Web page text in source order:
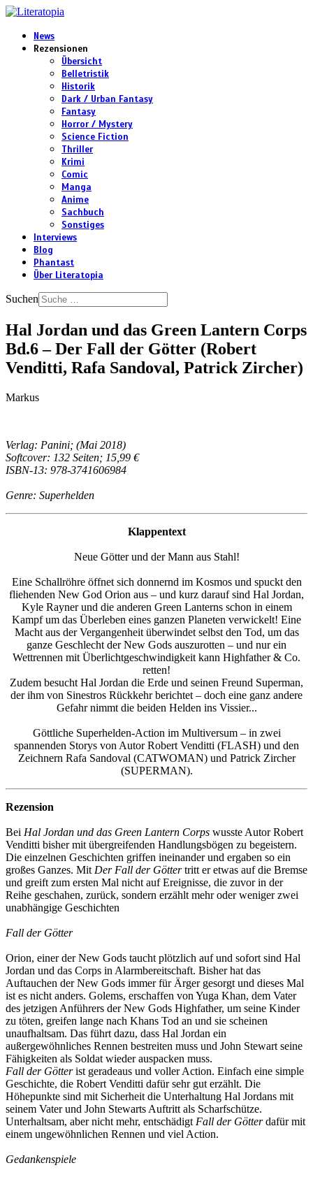
News
Rezensionen
Übersicht
Belletristik
Historik
Dark / Urban Fantasy
Fantasy
Horror / Mystery
Science Fiction
Thriller
Krimi
Comic
Manga
Anime
Sachbuch
Sonstiges
Interviews
Blog
Phantast
Über Literatopia
Suchen
Hal Jordan und das Green Lantern Corps
Bd.6 – Der Fall der Götter (Robert
Venditti, Rafa Sandoval, Patrick Zircher)
Markus
Verlag: Panini; (Mai 2018)
Softcover: 132 Seiten; 15,99 €
ISBN-13: 978-3741606984
Genre: Superhelden
Klappentext
Neue Götter und der Mann aus Stahl!
Eine Schallröhre öffnet sich donnernd im Kosmos und spuckt den
fliehenden New God Orion aus – und kurz darauf sind Hal Jordan,
Kyle Rayner und die anderen Green Lanterns schon in einem
Kampf um das Überleben eines ganzen Planeten verwickelt! Eine
Macht aus der Vergangenheit überwindet selbst den Tod, um das
ganze Geschlecht der New Gods auszurotten – und nur ein
Wettrennen mit Überlichtgeschwindigkeit kann Highfather & Co.
retten!
Zudem besucht Hal Jordan die Erde und seinen Freund Superman,
der ihm von Sinestros Rückkehr berichtet – doch eine ganz andere
Gefahr nimmt die beiden Helden ins Vissier...
Göttliche Superhelden-Action im Multiversum – in zwei
spannenden Storys von Autor Robert Venditti (FLASH) und den
Zeichnern Rafa Sandoval (CATWOMAN) und Patrick Zircher
(SUPERMAN).
Rezension
Bei Hal Jordan und das Green Lantern Corps wusste Autor Robert
Venditti bisher mit übergreifenden Handlungsbögen zu begeistern.
Die einzelnen Geschichten griffen ineinander und ergaben so ein
großes Ganzes. Mit Der Fall der Göttertritt er etwas auf die Bremse
und greift zum ersten Mal nicht auf Ereignisse, die zuvor in der
Reihe geschahen, zurück, sondern erzählt mehr oder weniger zwei
unabhängige Geschichten
Fall der Götter
Orion, einer der New Gods taucht plötzlich auf und sofort sind Hal
Jordan und das Corps in Alarmbereitschaft. Bisher hat das
Auftauchen der New Gods immer für Ärger gesorgt und dieses Mal
ist es nicht anders. Golems, erschaffen von Yuga Khan, dem Vater
des jetzigen Anführers der New Gods Highfather, um seine Kinder
zu töten, greifen lange nach Khans Tod an und sie scheinen
unaufhaltsam. Das führt dazu, dass Hal Jordan ein
außergewöhnliches Rennen bestreiten muss und John Stewart seine
Fähigkeiten als Soldat wieder auspacken muss.
Fall der Götterist geradeaus und voller Action. Einfach eine simple
Geschichte, die Robert Venditti dafür sehr gut erzählt. Die
Höhepunkte sind mit Sicherheit die Unterhaltung Hal Jordans mit
seinem Vater und John Stewarts Auftritt als Scharfschütze.
Unterhaltsam, aber nicht mehr, entschädigt Fall der Götterdafür mit
einem ungewöhnlichen Rennen und viel Action.
Gedankenspiele